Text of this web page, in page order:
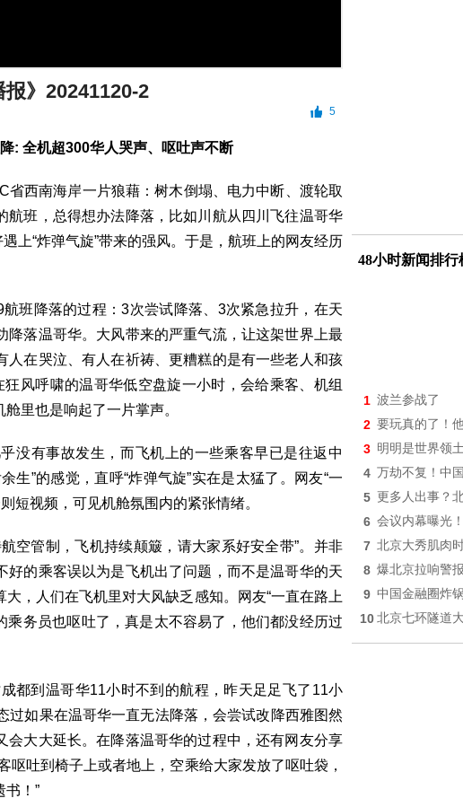
报》20241120-2
5
: 全机超300华人哭声、呕吐声不断
省西南海岸一片狼藉：树木倒塌、电力中断、渡轮取
航班，总得想办法降落，比如川航从四川飞往温哥华
上“炸弹气旋”带来的强风。于是，航班上的网友经历
班降落的过程：3次尝试降落、3次紧急拉升，在天
降落温哥华。大风带来的严重气流，让这架世界上最
人在哭泣、有人在祈祷、更糟糕的是有一些老人和孩
风呼啸的温哥华低空盘旋一小时，会给乘客、机组
里也是响起了一片掌声。
没有事故发生，而飞机上的一些乘客早已是往返中
生”的感觉，直呼“炸弹气旋”实在是太猛了。网友“一
短视频，可见机舱氛围内的紧张情绪。
空管制，飞机持续颠簸，请大家系好安全带”。并非
好的乘客误以为是飞机出了问题，而不是温哥华的天
，人们在飞机里对大风缺乏感知。网友“一直在路上
乘务员也呕吐了，真是太不容易了，他们都没经历过
都到温哥华11小时不到的航程，昨天足足飞了11小
过如果在温哥华一直无法降落，会尝试改降西雅图然
会大大延长。在降落温哥华的过程中，还有网友分享
呕吐到椅子上或者地上，空乘给大家发放了呕吐袋，
书！”
48小时新闻排行
1 波兰参战了
2 要玩真的了！
3 明明是世界领
4 万劫不复！中
5 更多人出事？
6 会议内幕曝光
7 北京大秀肌肉
8 爆北京拉响警
9 中国金融圈炸
10 北京七环隧道